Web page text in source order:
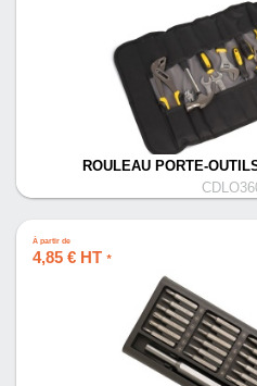
ROULEAU PORTE-
À partir de
4,85 € HT *